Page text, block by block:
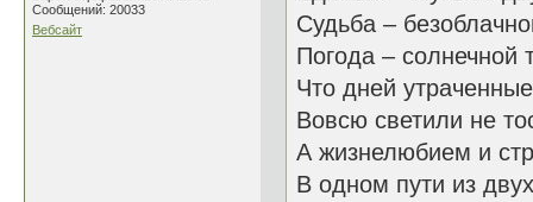
Сообщений: 20033
Вебсайт
Судьба –
Погода – солнечной
Что дней
Вовсю светили не
А жизнелюбием и
В одном пути из